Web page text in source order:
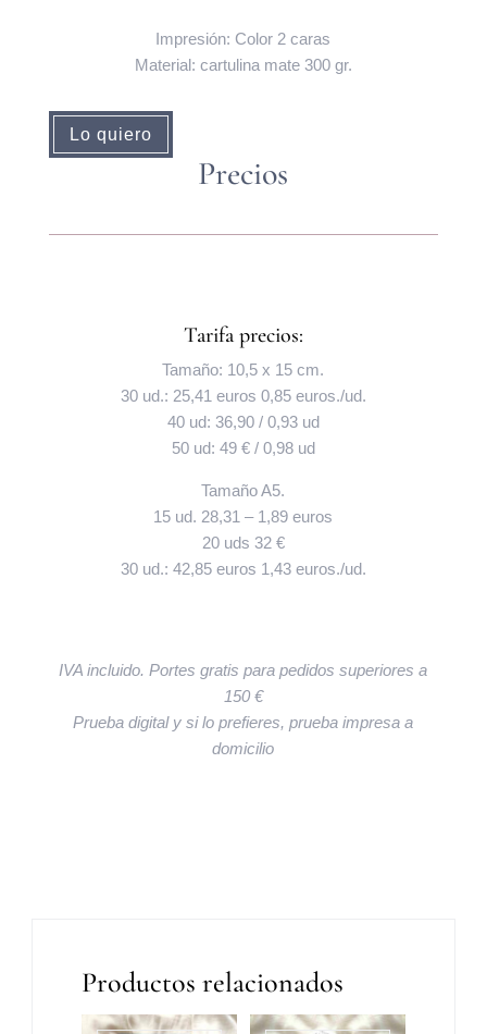
Impresión: Color 2 caras
Material: cartulina mate 300 gr.
Lo quiero
Precios
Tarifa precios:
Tamaño: 10,5 x 15 cm.
30 ud.: 25,41 euros 0,85 euros./ud.
40 ud: 36,90 / 0,93 ud
50 ud: 49 € / 0,98 ud
Tamaño A5.
15 ud. 28,31 – 1,89 euros
20 uds 32 €
30 ud.: 42,85 euros 1,43 euros./ud.
IVA incluido. Portes gratis para pedidos superiores a
150 €
Prueba digital y si lo prefieres, prueba impresa a
domicilio
Productos relacionados